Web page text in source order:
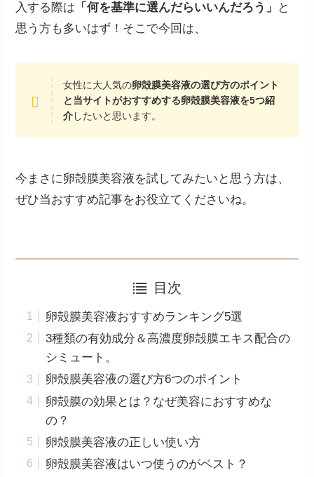
入する際は 「何を基準に選んだらいいんだろう」
と
思う方も多いはず！そこで今回は、
女性に大人気の卵殻膜美容液の選び方のポイント
と当サイトがおすすめする卵殻膜美容液を5つ紹
介したいと思います。
今まさに卵殻膜美容液を試してみたいと思う方は、
ぜひ当おすすめ記事をお役立てくださいね。
目次
卵殻膜美容液おすすめランキング5選
3種類の有効成分＆高濃度卵殻膜エキス配合の
シミュート。
卵殻膜美容液の選び方6つのポイント
卵殻膜の効果とは？なぜ美容におすすめな
の？
卵殻膜美容液の正しい使い方
卵殻膜美容液はいつ使うのがベスト？